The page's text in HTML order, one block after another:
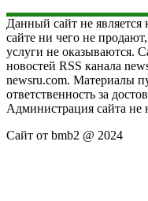
Данный сайт не
сайте ни чего не
услуги не оказываются.
новостей RSS канала
newsru.com. Материалы
ответственность за
Администрация сайта не
Сайт от bmb2 @ 2024